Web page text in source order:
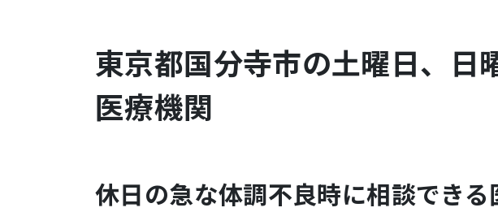
東京都国分寺市の土曜日、日
医療機関
休日の急な体調不良時に相談できる